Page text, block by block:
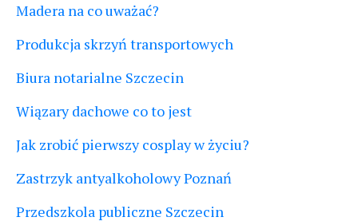
Madera na co uważać?
Produkcja skrzyń transportowych
Biura notarialne Szczecin
Wiązary dachowe co to jest
Jak zrobić pierwszy cosplay w życiu?
Zastrzyk antyalkoholowy Poznań
Przedszkola publiczne Szczecin